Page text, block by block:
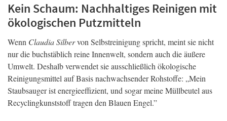
Kein Schaum: Nachhaltiges Reinigen mit
ökologischen Putzmitteln
Wenn Claudia Silbervon Selbstreinigung spricht, meint sie nicht
nur die buchstäblich reine Innenwelt, sondern auch die äußere
Umwelt. Deshalb verwendet sie ausschließlich ökologische
Reinigungsmittel auf Basis nachwachsender Rohstoffe: „Mein
Staubsauger ist energieeffizient, und sogar meine Müllbeutel aus
Recyclingkunststoff tragen den Blauen Engel.”